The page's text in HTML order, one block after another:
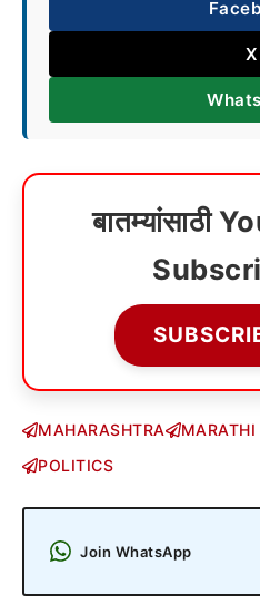
X
बातम्यांसाठी
MAHARASHTRA MARATHI
POLITICS
Join WhatsApp